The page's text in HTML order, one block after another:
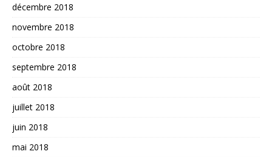
décembre 2018
novembre 2018
octobre 2018
septembre 2018
août 2018
juillet 2018
juin 2018
mai 2018